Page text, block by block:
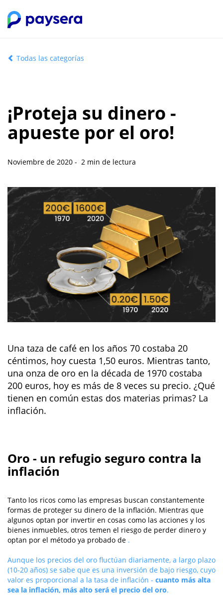
Todas las categorías
¡Proteja su dinero -
apueste por el oro!
Noviembre de 2020 - 2 min de lectura
Una taza de café en los años 70 costaba 20
céntimos, hoy cuesta 1,50 euros. Mientras tanto,
una onza de oro en la década de 1970 costaba
200 euros, hoy es más de 8 veces su precio. ¿Qué
tienen en común estas dos materias primas? La
inflación.
Oro - un refugio seguro contra la
inflación
Tanto los ricos como las empresas buscan constantemente
formas de proteger su dinero de la inflación. Mientras que
algunos optan por invertir en cosas como las acciones y los
bienes inmuebles, otros temen el riesgo de perder dinero y
optan por el método ya probado de .
Aunque los precios del oro fluctúan diariamente, a largo plazo
(10-20 años) se sabe que es una inversión de bajo riesgo, cuyo
valor es proporcional a la tasa de inflación - cuanto más alta
sea la inflación, más alto será el precio del oro.